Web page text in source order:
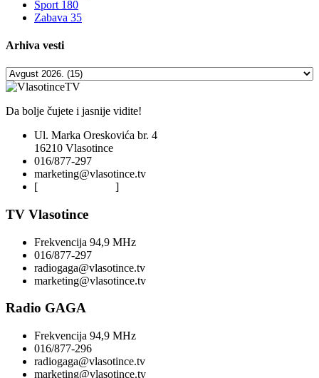
Sport 180
Zabava 35
Arhiva vesti
Da bolje čujete i jasnije vidite!
Ul. Marka Oreskovića br. 4
16210 Vlasotince
016/877-297
marketing@vlasotince.tv
[
]
TV Vlasotince
Frekvencija 94,9 MHz
016/877-297
radiogaga@vlasotince.tv
marketing@vlasotince.tv
Radio GAGA
Frekvencija 94,9 MHz
016/877-296
radiogaga@vlasotince.tv
marketing@vlasotince.tv